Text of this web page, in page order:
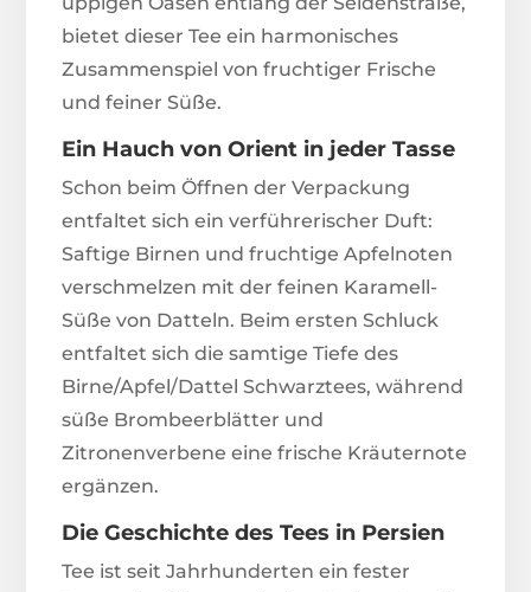
bietet dieser Tee ein harmonisches
Zusammenspiel von fruchtiger Frische
und feiner Süße.
Ein Hauch von Orient in jeder Tasse
Schon beim Öffnen der Verpackung
entfaltet sich ein verführerischer Duft:
Saftige Birnen und fruchtige Apfelnoten
verschmelzen mit der feinen Karamell-
Süße von Datteln. Beim ersten Schluck
entfaltet sich die samtige Tiefe des
Birne/Apfel/Dattel Schwarztees, während
süße Brombeerblätter und
Zitronenverbene eine frische Kräuternote
ergänzen.
Die Geschichte des Tees in Persien
Tee ist seit Jahrhunderten ein fester